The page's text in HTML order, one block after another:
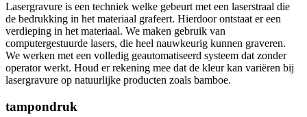
Lasergravure is een techniek welke gebeurt met een laserstraal die
de bedrukking in het materiaal grafeert. Hierdoor ontstaat er een
verdieping in het materiaal. We maken gebruik van
computergestuurde lasers, die heel nauwkeurig kunnen graveren.
We werken met een volledig geautomatiseerd systeem dat zonder
operator werkt. Houd er rekening mee dat de kleur kan variëren bij
lasergravure op natuurlijke producten zoals bamboe.
tampondruk